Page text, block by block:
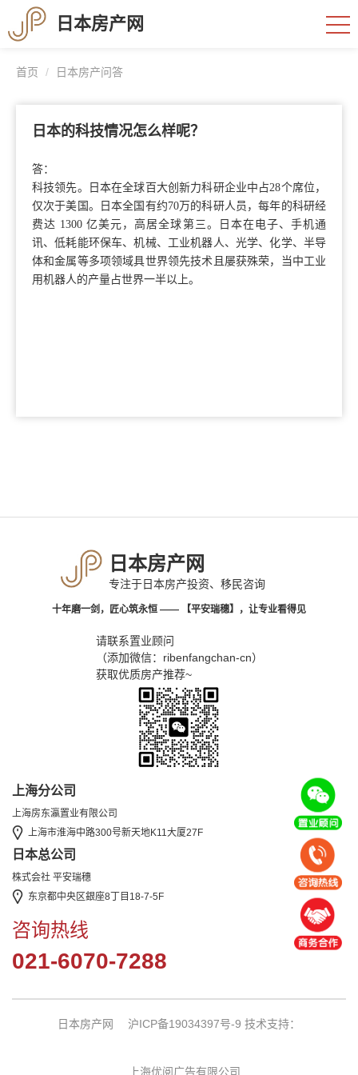
日本房产网
首页 日本房产问答
日本的科技情况怎么样呢？
答：
科技领先。日本在全球百大创新力科研企业中占28个席位，
仅次于美国。日本全国有约70万的科研人员，每年的科研经
费达 1300 亿美元，高居全球第三。日本在电子、手机通
讯、低耗能环保车、机械、工业机器人、光学、化学、半导
体和金属等多项领域具世界领先技术且屡获殊荣，当中工业
用机器人的产量占世界一半以上。
日本房产网
专注于日本房产投资、移民咨询
十年磨一剑，匠心筑永恒 —— 【平安瑞穗】，让专业看得见
请联系置业顾问
（添加微信：ribenfangchan-cn）
获取优质房产推荐~
上海分公司
上海房东瀛置业有限公司
上海市淮海中路300号新天地K11大厦27F
日本总公司
株式会社 平安瑞穗
东京都中央区銀座8丁目18-7-5F
咨询热线
021-6070-7288
日本房产网 沪ICP备19034397号-9 技术支持：
上海优阅广告有限公司